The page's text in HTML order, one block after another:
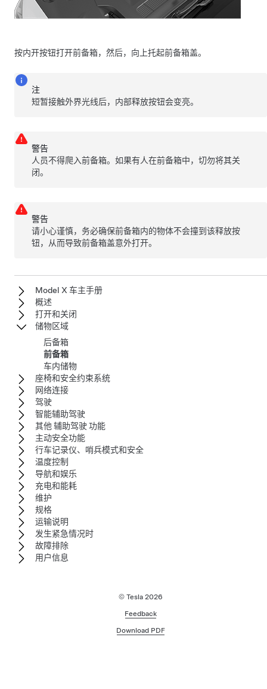
按内开按钮打开前备箱，然后，向上托起前备箱盖。
注
短暂接触外界光线后，内部释放按钮会变亮。
警告
人员不得爬入前备箱。如果有人在前备箱中，切勿将其关
闭。
警告
请小心谨慎，务必确保前备箱内的物体不会撞到该释放按
钮，从而导致前备箱盖意外打开。
Model X 车主手册
概述
打开和关闭
储物区域
后备箱
前备箱
车内储物
座椅和安全约束系统
网络连接
驾驶
智能辅助驾驶
其他 辅助驾驶 功能
主动安全功能
行车记录仪、哨兵模式和安全
温度控制
导航和娱乐
充电和能耗
维护
规格
运输说明
发生紧急情况时
故障排除
用户信息
© Tesla 2026
Feedback
Download PDF